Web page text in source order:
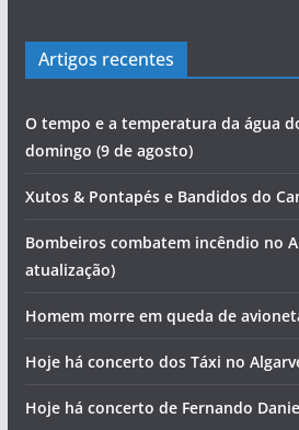
Artigos recentes
O tempo e a temperatura da água
domingo (9 de agosto)
Xutos & Pontapés e Bandidos do
Bombeiros combatem incêndio no
atualização)
Homem morre em queda de
Hoje há concerto dos Táxi no
Hoje há concerto de Fernando